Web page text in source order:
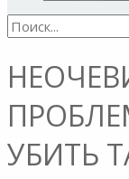
УБИТЬ